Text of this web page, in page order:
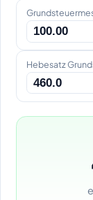
Hebesatz